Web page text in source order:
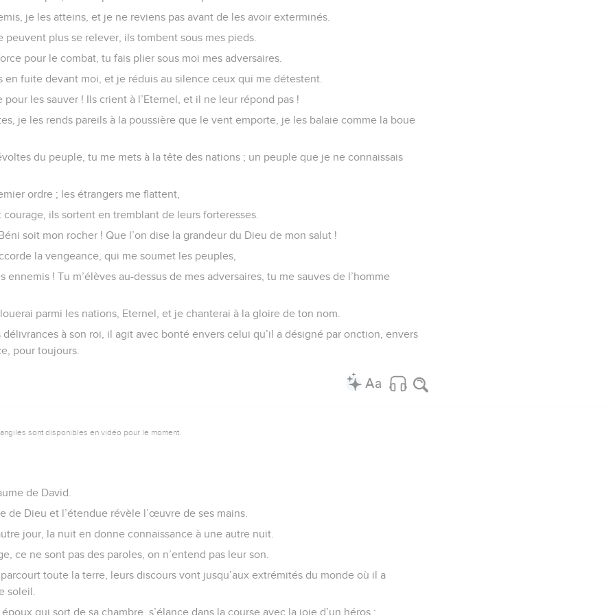
je les atteins, et je ne reviens pas avant de les avoir exterminés.
peuvent plus se relever, ils tombent sous mes pieds.
pour le combat, tu fais plier sous moi mes adversaires.
en fuite devant moi, et je réduis au silence ceux qui me détestent.
les sauver ! Ils crient à l’Eternel, et il ne leur répond pas !
je les rends pareils à la poussière que le vent emporte, je les balaie comme la boue
du peuple, tu me mets à la tête des nations ; un peuple que je ne connaissais
ordre ; les étrangers me flattent,
ils sortent en tremblant de leurs forteresses.
soit mon rocher ! Que l’on dise la grandeur du Dieu de mon salut !
la vengeance, qui me soumet les peuples,
ennemis ! Tu m’élèves au-dessus de mes adversaires, tu me sauves de l’homme
parmi les nations, Eternel, et je chanterai à la gloire de ton nom.
à son roi, il agit avec bonté envers celui qu’il a désigné par onction, envers
pour toujours.
sont disponibles en vidéo pour le moment.
de David.
de Dieu et l’étendue révèle l’œuvre de ses mains.
jour, la nuit en donne connaissance à une autre nuit.
ce ne sont pas des paroles, on n’entend pas leur son.
toute la terre, leurs discours vont jusqu’aux extrémités du monde où il a
soleil.
qui sort de sa chambre, s’élance dans la course avec la joie d’un héros ;